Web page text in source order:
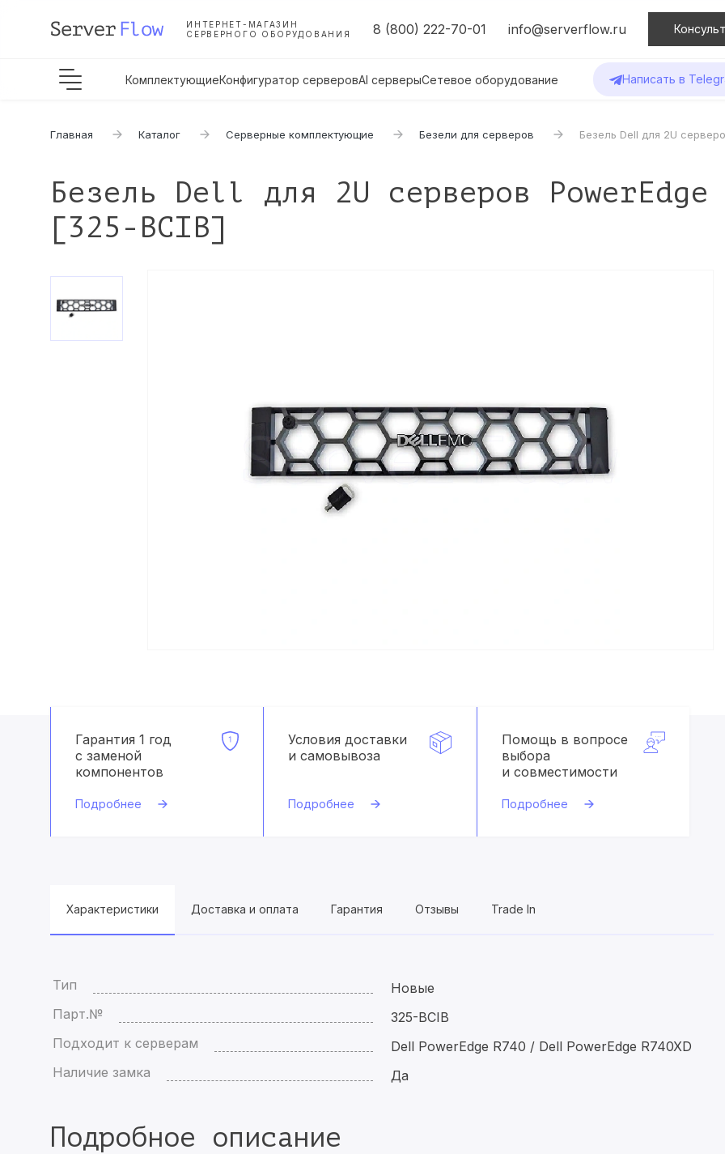
ИНТЕРНЕТ-МАГАЗИН
СЕРВЕРНОГО ОБОРУДОВАНИЯ
8 (800) 222-70-01 info@serverflow.ru
КомплектующиеКонфигуратор серверовAI серверыСетевое оборудование Написать в
Главная Каталог Серверные комплектующие Безели для серверов Безель Dell для 2U
Безель Dell для 2U серверов PowerEdge
[325-BCIB]
Гарантия 1 год
с заменой
компонентов
Подробнее
Условия доставки
и самовывоза
Подробнее
Помощь в вопросе
выбора
и совместимости
Подробнее
Характеристики Доставка и оплата Гарантия Отзывы Trade In
Тип
Новые
Парт.№
325-BCIB
Подходит к серверам
Dell PowerEdge R740 / Dell PowerEdge R740XD
Наличие замка
Да
Подробное описание